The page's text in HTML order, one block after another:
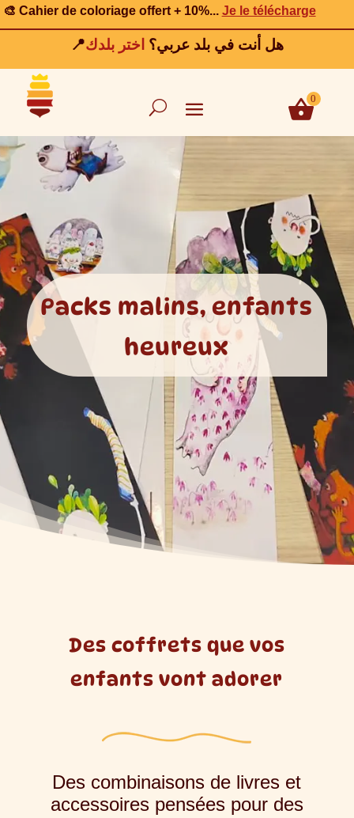
🎨 Cahier de coloriage offert + 10%... Je le télécharge
📍هل أنت في بلد عربي؟ اختر بلدك
0
Packs malins, enfants
heureux
Des coffrets que vos
enfants vont adorer
Des combinaisons de livres et
accessoires pensées pour des